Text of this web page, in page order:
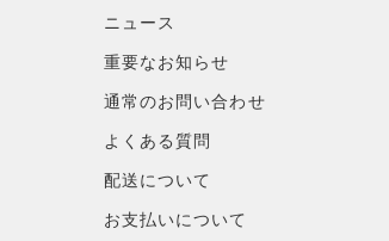
ニュース
重要なお知らせ
通常のお問い合わせ
よくある質問
配送について
お支払いについて